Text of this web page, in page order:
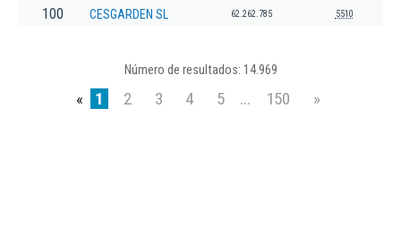
100 CESGARDEN SL 62.262.785 5510
Número de resultados: 14.969
« 1 2 3 4 5 ... 150 »